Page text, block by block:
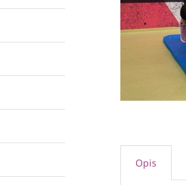
Opis